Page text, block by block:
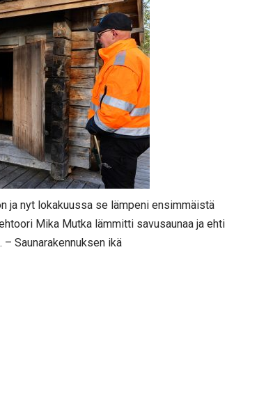
ja nyt lokakuussa se lämpeni ensimmäistä
Mika Mutka lämmitti savusaunaa ja ehti
Saunarakennuksen ikä